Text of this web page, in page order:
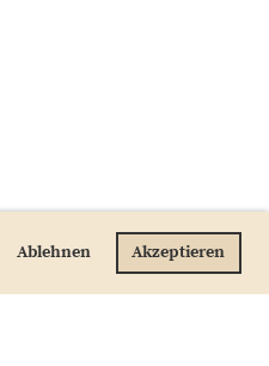
Ablehnen Akzeptieren